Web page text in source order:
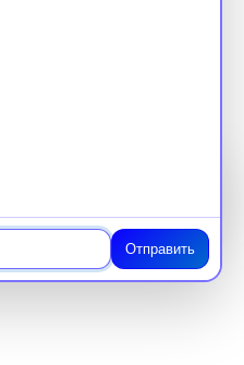
Отправить